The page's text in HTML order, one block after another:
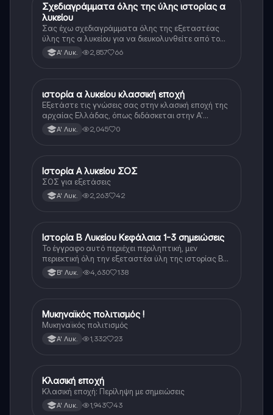
Ιστορία
Σχεδιαγράμματα όλης της ύλης ιστορίας α
λυκείου
Σας έχω σχεδιαγράμματα όλης της εξεταστέας
ύλης της α λυκείου για να διευκολυνθείτε από το
τεράστιο βάρος του βιβλίου
Α' Λυκ. 2,857 66
Ιστορία
ιστορία α λυκείου κλασσική εποχή
Εξετάστε τις γνώσεις σας στην κλασική εποχή της
αρχαίας Ελλάδας, όπως διδάσκεται στην Α'
Λυκείου.
Α' Λυκ. 2,045 0
Ιστορία
Ιστορία Α λυκείου ΣΟΣ
ΣΟΣ για εξετάσεις
Α' Λυκ. 2,263 42
Ιστορία
Ιστορία Β Λυκείου Κεφάλαια 1-3 σημειώσεις
Το έγγραφο αυτό περιέχει περιληπτική, μεν
περιεκτική όλη την εξεταστέα ύλη της ιστορίας Β
λυκείου για τα πρώτα 3 Κεφάλαια, δηλαδή την
μισή ύλη. Το έγγραφο έχει γραφτεί με προσοχή και
Β' Λυκ. 4,630 138
Ιστορία
Μυκηναϊκός πολιτισμός !
Μυκηναϊκός πολιτισμός
Α' Λυκ. 1,332 23
Ιστορία
Κλασική εποχή
Κλασική εποχή: Περίληψη με σημειώσεις
Α' Λυκ. 1,943 43